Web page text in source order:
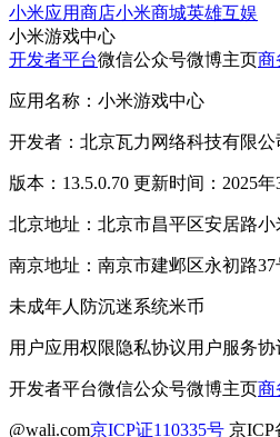
小米应用商店小米商城英雄互娱
小米游戏中心
开发者平台微信公众号微博主页商
应用名称：小米游戏中心
开发者：北京瓦力网络科技有限公
版本：13.5.0.70 更新时间：2025年
北京地址：北京市昌平区安居路小
南京地址：南京市建邺区永初路
未成年人防沉迷系统米币
用户应用权限隐私协议用户服务协
开发者平台微信公众号微博主页商
@wali.com京ICP证110335号 京ICP